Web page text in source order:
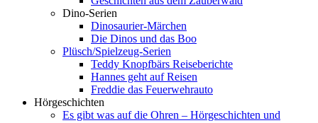
Dino-Serien
Dinosaurier-Märchen
Die Dinos und das Boo
Plüsch/Spielzeug-Serien
Teddy Knopfbärs Reiseberichte
Hannes geht auf Reisen
Freddie das Feuerwehrauto
Hörgeschichten
Es gibt was auf die Ohren – Hörgeschichten und